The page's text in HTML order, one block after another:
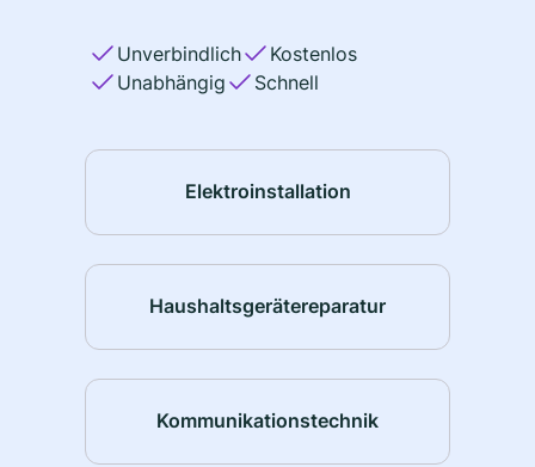
Unverbindlich
Kostenlos
Unabhängig
Schnell
Elektroinstallation
Haushaltsgerätereparatur
Kommunikationstechnik